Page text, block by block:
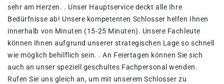
sehr am Herzen. . Unser Hauptservice deckt alle Ihre
Bedürfnisse ab! Unsere kompetenten Schlosser helfen Ihnen
innerhalb von Minuten (15-25 Minuten). Unsere Fachleute
können Ihnen aufgrund unserer strategischen Lage so schnell
wie möglich behilflich sein. . An Feiertagen können Sie sich
auch an unser speziell geschultes Fachpersonal wenden.
Rufen Sie uns gleich an, um mit unserem Schlosser zu